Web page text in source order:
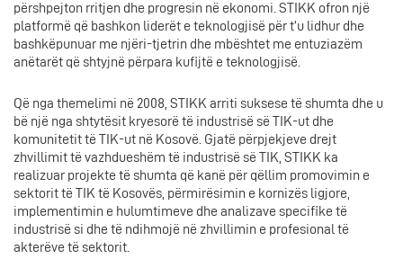
përshpejton rritjen dhe progresin në ekonomi. STIKK ofron një
platformë që bashkon liderët e teknologjisë për t’u lidhur dhe
bashkëpunuar me njëri-tjetrin dhe mbështet me entuziazëm
anëtarët që shtyjnë përpara kufijtë e teknologjisë.
Që nga themelimi në 2008, STIKK arriti suksese të shumta dhe u
bë një nga shtytësit kryesorë të industrisë së TIK-ut dhe
komunitetit të TIK-ut në Kosovë. Gjatë përpjekjeve drejt
zhvillimit të vazhdueshëm të industrisë së TIK, STIKK ka
realizuar projekte të shumta që kanë për qëllim promovimin e
sektorit të TIK të Kosovës, përmirësimin e kornizës ligjore,
implementimin e hulumtimeve dhe analizave specifike të
industrisë si dhe të ndihmojë në zhvillimin e profesional të
akterëve të sektorit.